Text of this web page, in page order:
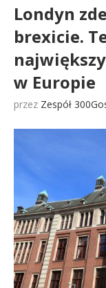
Londyn
brexicie.
w Europie
przez Zespół